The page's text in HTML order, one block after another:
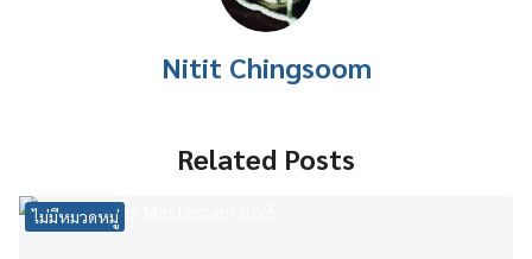
Nitit Chingsoom
Related Posts
ไม่มีหมวดหมู่